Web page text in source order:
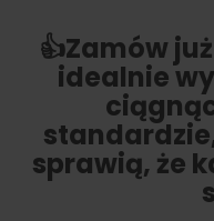
👍Zamów
idealnie
sprawią, że